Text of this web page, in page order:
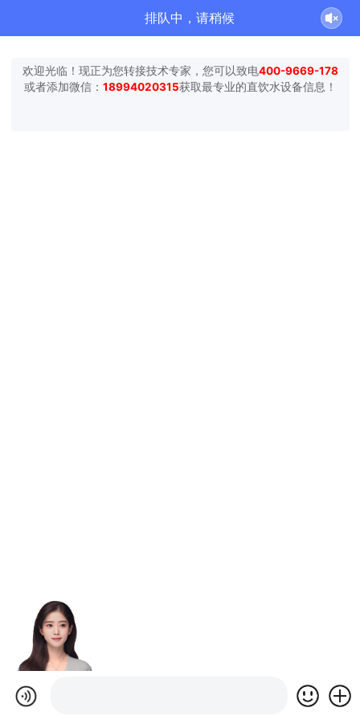
排队中，请稍候
欢迎光临！现正为您转接技术专家，您可以致电400-9669-178
或者添加微信： 18994020315获取最专业的直饮水设备信息！